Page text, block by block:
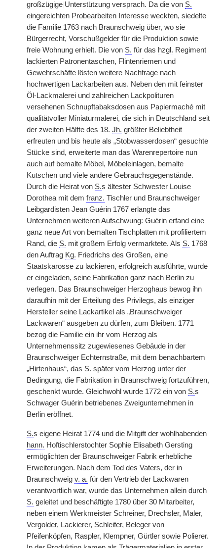
großzügige Unterstützung versprach. Da die von S.
eingereichten Probearbeiten Interesse weckten, siedelte
die Familie 1763 nach Braunschweig über, wo sie
Bürgerrecht, Vorschußgelder für die Produktion sowie
freie Wohnung erhielt. Die von S. für das hzgl. Regiment
lackierten Patronentaschen, Flintenriemen und
Gewehrschäfte lösten weitere Nachfrage nach
hochwertigen Lackarbeiten aus. Neben den mit feinster
Öl-Lackmalerei und zahlreichen Lackpolituren
versehenen Schnupftabaksdosen aus Papiermaché mit
qualitätvoller Miniaturmalerei, die sich in Deutschland seit
der zweiten Hälfte des 18. Jh. größter Beliebtheit
erfreuten und bis heute als „Stobwasserdosen“ gesuchte
Stücke sind, erweiterte man das Warenrepertoire nun
auch auf bemalte Möbel, Möbeleinlagen, bemalte
Kutschen und viele andere Gebrauchsgegenstände.
Durch die Heirat von S.s ältester Schwester Louise
Dorothea mit dem franz. Tischler und Braunschweiger
Leibgardisten Jean Guérin 1767 erlangte das
Unternehmen weiteren Aufschwung: Guérin erfand eine
ganz neue Art von bemalten Tischplatten mit profiliertem
Rand, die S. mit großem Erfolg vermarktete. Als S. 1768
den Auftrag Kg. Friedrichs des Großen, eine
Staatskarosse zu lackieren, erfolgreich ausführte, wurde
er eingeladen, seine Fabrikation ganz nach Berlin zu
verlegen. Das Braunschweiger Herzoghaus bewog ihn
daraufhin mit der Erteilung des Privilegs, als einziger
Hersteller seine Lackartikel als „Braunschweiger
Lackwaren“ ausgeben zu dürfen, zum Bleiben. 1771
bezog die Familie ein ihr vom Herzog als
Unternehmenssitz zugewiesenes Gebäude in der
Braunschweiger Echternstraße, mit dem benachbartem
„Hirtenhaus“, das S. später vom Herzog unter der
Bedingung, die Fabrikation in Braunschweig fortzuführen,
geschenkt wurde. Gleichwohl wurde 1772 ein von S.s
Schwager Guérin betriebenes Zweigunternehmen in
Berlin eröffnet.
S.s eigene Heirat 1774 und die Mitgift der wohlhabenden
hann. Hoftischlerstochter Sophie Elisabeth Gersting
ermöglichten der Braunschweiger Fabrik erhebliche
Erweiterungen. Nach dem Tod des Vaters, der in
Braunschweig v. a. für den Vertrieb der Lackwaren
verantwortlich war, wurde das Unternehmen allein durch
S. geleitet und beschäftigte 1780 über 30 Mitarbeiter,
neben einem Werkmeister Schreiner, Drechsler, Maler,
Vergolder, Lackierer, Schleifer, Beleger von
Pfeifenköpfen, Raspler, Klempner, Gürtler sowie Polierer.